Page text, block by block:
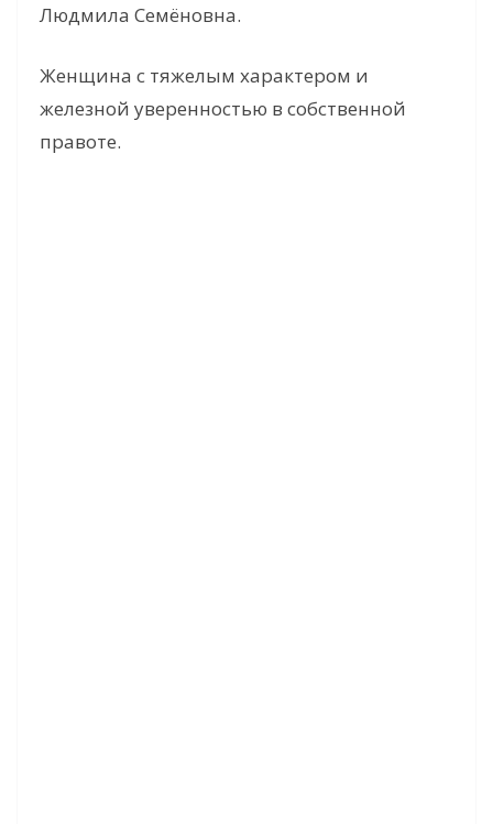
Людмила Семёновна.
Женщина с тяжелым характером и
железной уверенностью в собственной
правоте.